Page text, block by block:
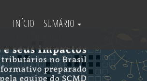
INÍCIO SUMÁRIO